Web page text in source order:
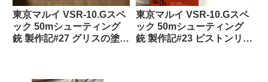
東京マルイ VSR-10.Gスペ
ック 50mシューティング
銃 製作記#27 グリスの塗り
東京マルイ VSR-10.Gスペ
ック 50mシューティング
銃 製作記#23 ピストンリン